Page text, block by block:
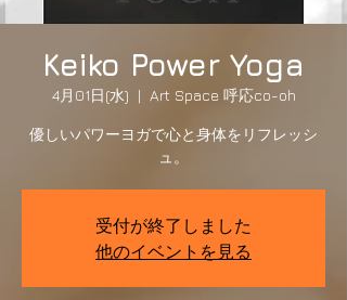
Keiko Power Yoga
4月01日(水)
  |
Art Space 呼応co-oh
優しいパワーヨガで心と身体をリフレッシ
ュ。
受付が終了しました
他のイベントを見る